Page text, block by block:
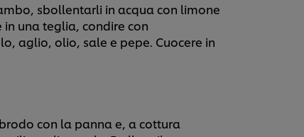
sbollentarli in acqua con limone
una teglia, condire con
aglio, olio, sale e pepe. Cuocere in
con la panna e, a cottura